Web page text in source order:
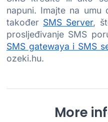
napuni. Imajte na umu
također SMS Server,
prosljeđivanje SMS
SMS gatewaya i SMS
ozeki.hu.
More